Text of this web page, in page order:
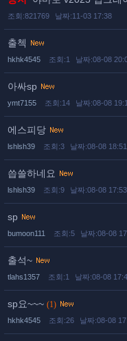
조회:821769 날짜:11-03 17:38
출첵
hkhk4545 조회:1 날짜:08-08
아싸sp
ymt7155 조회:14 날짜:08-08
에스피당
lshlsh39 조회:3 날짜:08-08 18:51
씁쓸하네요
lshlsh39 조회:9 날짜:08-08 17:53
sp
bumoon111 조회:5 날짜:08-08
출석~
tlahs1357 조회:1 날짜:08-08
sp요~~~ (1)
hkhk4545 조회:26 날짜:08-08